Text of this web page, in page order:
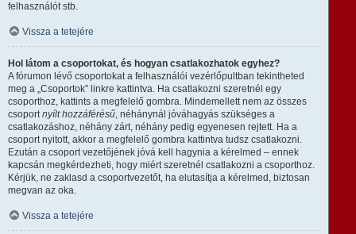
felhasználót stb.
Vissza a tetejére
Hol látom a csoportokat, és hogyan csatlakozhatok egyhez?
A fórumon lévő csoportokat a felhasználói vezérlőpultban tekintheted
meg a „Csoportok” linkre kattintva. Ha csatlakozni szeretnél egy
csoporthoz, kattints a megfelelő gombra. Mindemellett nem az összes
csoportnyílt hozzáférésű, néhánynál jóváhagyás szükséges a
csatlakozáshoz, néhány zárt, néhány pedig egyenesen rejtett. Ha a
csoport nyitott, akkor a megfelelő gombra kattintva tudsz csatlakozni.
Ezután a csoport vezetőjének jóvá kell hagynia a kérelmed – ennek
kapcsán megkérdezheti, hogy miért szeretnél csatlakozni a csoporthoz.
Kérjük, ne zaklasd a csoportvezetőt, ha elutasítja a kérelmed, biztosan
megvan az oka.
Vissza a tetejére